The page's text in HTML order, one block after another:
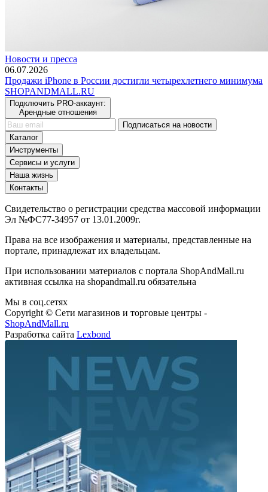
Новости и пресса
06.07.2026
Продажи iPhone в России достигли четырехлетнего минимума
SHOPANDMALL.RU
Подключить PRO-аккаунт:
Арендные отношения
Подписаться на новости
Каталог
Инструменты
Сервисы и услуги
Наша жизнь
Контакты
Свидетельство о регистрации средства массовой информации
Эл №ФС77-34957 от 13.01.2009г.
Права на все изображения и материалы, представленные на
портале, принадлежат их владельцам.
При использовании материалов с портала ShopAndMall.ru
активная ссылка на shopandmall.ru обязательна
Мы в соц.сетях
Copyright © Сети магазинов и торговые центры -
ShopAndMall.ru
Разработка сайта Lexbond